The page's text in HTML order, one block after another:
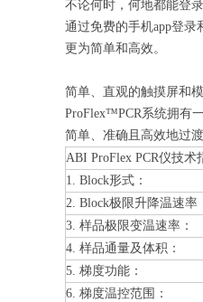
不论何时，何地都能登
通过免费的手机app登录
更为简单和高效。
简单、直观的触摸屏和
ProFlex™PCR系统拥有
简单、准确且高效地过
ABI ProFlex PCR仪技术
1. Block形式：
2. Block极限升降温速率
3. 样品极限变温速率：
4. 样品通量及体积：
5. 梯度功能：
6. 梯度温控范围：